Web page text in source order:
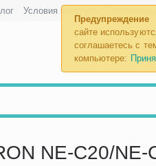
Предупреждение
сайте
соглашаетесь с
компьютере:
Условия возврата
NE-C20/